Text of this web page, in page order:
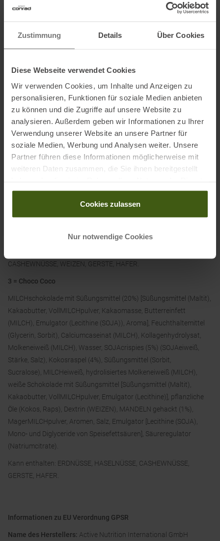
Zustimmung Details Über Cookies
Diese Webseite verwendet Cookies
Wir verwenden Cookies, um Inhalte und Anzeigen zu
personalisieren, Funktionen für soziale Medien anbieten
zu können und die Zugriffe auf unsere Website zu
analysieren. Außerdem geben wir Informationen zu Ihrer
Verwendung unserer Website an unsere Partner für
soziale Medien, Werbung und Analysen weiter. Unsere
Partner führen diese Informationen möglicherweise mit
weiteren Daten zusammen, die Sie ihnen bereitgestellt
gesammelt haben.
Cookies zulassen
Nur notwendige Cookies
ERDNUSSmehl (2%), ERDNUSSmark (1%), MagerMILCHpulver,
Speisefettsäuren], Salz, Säureregulator (Natriumcitrate).
2 = White Choc Strawberry
Weiße Schokolade mit Süßungsmittel (20%) [Süßungsmittel (Maltit),
Kakaobutter, VollMILCHpulver, Emulgator (Lecithine)],
Feuchthaltemittel (Glycerin, Sorbit), Calciumcaseinat (MILCH),
Kollagenhydrolysat, Molkeneiweiß (MILCH), Füllstoff
(Polydextrose), Wasser, MILCHeiweiß, hydrolisiertes Molkeneiweiß
(MILCH), MILCHschokolade mit Süßungsmittel [Süßungsmittel
(Maltit), Kakaobutter, VollMILCHpulver, Kakaomasse, Butterreinfett
natürliche Aromen, Emulgator [Lecithine (SOJA)], Salz.
CASHEWNÜSSE, WEIZEN, GERSTE, HAFER.
3 = Choco Coco
MILCHschokolade mit Süßungsmittel (20%) [Süßungsmittel (Maltit),
Kakaobutter, VollMILCHpulver, Kakaomasse, Butterreinfett
(MILCH), Emulgator (Lecithine (SOJA)), Aroma], Feuchthaltemittel
(Glycerin, Sorbit), Calciumcaseinat (MILCH), Kollagenhydrolysat,
Molkeneiweiß (MILCH), Wasser, SOJAcrispies (5%) (SOJAeiweiß,
Stärke, Salz), Kokosraspel (4%), Süßungsmittel (Sorbit,
Sucralose), MILCHeiweiß, hydrolisiertes Molkeneiweiß (MILCH),
weiße Schokolade mit Süßungsmittel [Süßungsmittel (Maltit),
Kakaobutter, VollMILCHpulver, Emulgator (Lecithine)], pflanzliche
Öle (Kokos, Raps), Dextrin (WEIZEN), MANDELN gehackt (1%),
MagerMILCHpulver, Aromen, Salz, Emulgator [Lecithine (SOJA),
Mono- und Diglyceride von Speisefettsäuren], Säureregulator
(Natriumcitrate).
Kann enthalten: ERDNÜSSE, HASELNÜSSE, CASHEWNÜSSE,
GERSTE, HAFER.
Informationen zu EU Verordnung GPSR
Name des Herstellers: Active Nutrition International GmbH